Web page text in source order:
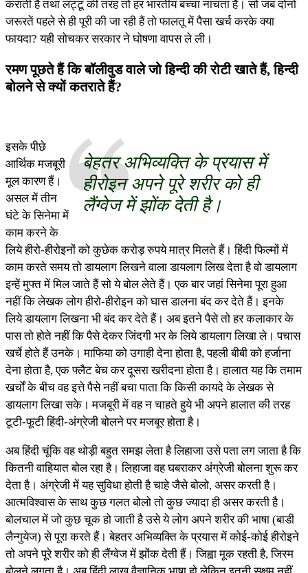
कराती है तथा लट्टू की तरह तो हर भारतीय बच्चा नाचता है। सो जब दोनों
जरूरतें पहले से ही पूरी की जा रही हैं तो फालतू में पैसा खर्च करके क्या
फायदा? यही सोचकर सरकार ने घोषणा वापस ले ली।
रमण पूछते हैं कि बॉलीवुड वाले जो हिन्दी की रोटी खाते हैं, हिन्दी
बोलने से क्यों कतराते हैं?
बेहतर अभिव्यक्ति के प्रयास में
हीरोइन अपने पूरे शरीर को ही
लैंग्वेज में झोंक देती है।
इसके पीछे
आर्थिक मजबूरी
मूल कारण हैं।
असल में तीन
घंटे के सिनेमा में
काम करने के
लिये हीरो-हीरोइनों को कुछेक करोड़ रुपये मात्र मिलते हैं। हिंदी फिल्मों में
काम करते समय तो डायलाग लिखने वाला डायलाग लिख देता है वो डायलाग
इन्हें मुफ्त में मिल जाते हैं सो ये बोल लेते हैं। एक बार जहां सिनेमा पूरा हुआ
नहीं कि लेखक लोग हीरो-हीरोइन को घास डालना बंद कर देते हैं। इनके
लिये डायलाग लिखना भी बंद कर देते हैं। अब इतने पैसे तो हर कलाकार के
पास तो होते नहीं कि पैसे देकर जिंदगी भर के लिये डायलाग लिखा ले। पचास
खर्चे होते हैं उनके। माफिया को उगाही देना होता है, पहली बीबी को हर्जाना
देना होता है, एक फ्लैट बेच कर दूसरा खरीदना होता है। हालात यह कि तमाम
खर्चों के बीच वह इत्ते पैसे नहीं बचा पाता कि किसी कायदे के लेखक से
डायलाग लिखा सके। मजबूरी में वह न चाहते हुये भी अपने हालात की तरह
टूटी-फूटी हिंदी-अंग्रेजी बोलने पर मजबूर होता है।
अब हिंदी चूंकि वह थोड़ी बहुत समझ लेता है लिहाजा उसे पता लग जाता है कि
कितनी वाहियात बोल रहा है। लिहाजा वह घबराकर अंग्रेजी बोलना शुरू कर
देता है। अंग्रेजी में यह सुविधा होती है चाहे जैसे बोलो, असर करती है।
आत्मविश्वास के साथ कुछ गलत बोलो तो कुछ ज्यादा ही असर करती है।
बोलचाल में जो कुछ चूक हो जाती है उसे ये लोग अपने शरीर की भाषा (बाडी
लैन्गुयेज) से पूरा करते हैं। बेहतर अभिव्यक्ति के प्रयास में कोई-कोई हीरोइने
तो अपने पूरे शरीर को ही लैंग्वेज में झोंक देती हैं। जिह्वा मूक रहती है, जिस्म